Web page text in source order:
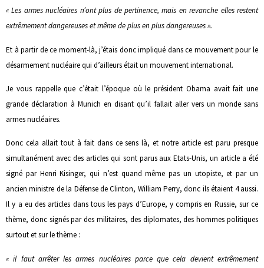
« Les armes nucléaires n’ont plus de pertinence, mais en revanche elles restent
extrêmement dangereuses et même de plus en plus dangereuses ».
Et à partir de ce moment-là, j’étais donc impliqué dans ce mouvement pour le
désarmement nucléaire qui d’ailleurs était un mouvement international.
Je vous rappelle que c’était l’époque où le président Obama avait fait une
grande déclaration à Munich en disant qu’il fallait aller vers un monde sans
armes nucléaires.
Donc cela allait tout à fait dans ce sens là, et notre article est paru presque
simultanément avec des articles qui sont parus aux Etats-Unis, un article a été
signé par Henri Kisinger, qui n’est quand même pas un utopiste, et par un
ancien ministre de la Défense de Clinton, William Perry, donc ils étaient 4 aussi.
Il y a eu des articles dans tous les pays d’Europe, y compris en Russie, sur ce
thème, donc signés par des militaires, des diplomates, des hommes politiques
surtout et sur le thème :
« il faut arrêter les armes nucléaires parce que cela devient extrêmement